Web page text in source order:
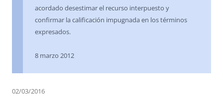
acordado desestimar el recurso interpuesto y
confirmar la calificación impugnada en los términos
expresados.
8 marzo 2012
02/03/2016